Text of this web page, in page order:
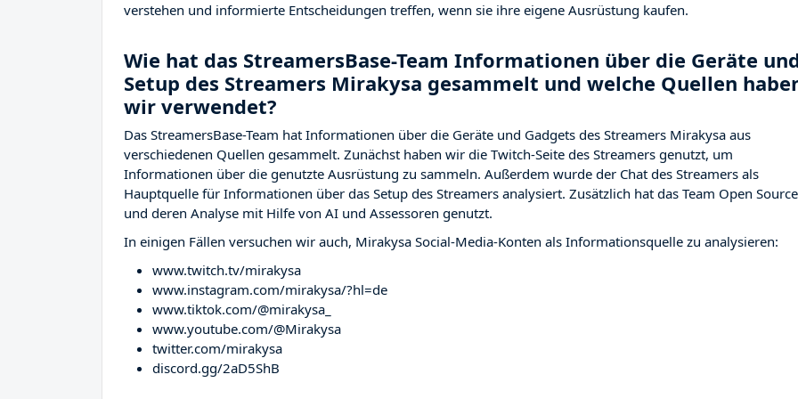
verstehen und informierte Entscheidungen treffen, wenn sie ihre eigene Ausrüstung kaufen.
Wie hat das StreamersBase-Team Informationen über die Geräte
Setup des Streamers Mirakysa gesammelt und welche Quellen
wir verwendet?
Das StreamersBase-Team hat Informationen über die Geräte und Gadgets des Streamers Mirakysa aus
verschiedenen Quellen gesammelt. Zunächst haben wir die Twitch-Seite des Streamers genutzt, um
Informationen über die genutzte Ausrüstung zu sammeln. Außerdem wurde der Chat des Streamers als
Hauptquelle für Informationen über das Setup des Streamers analysiert. Zusätzlich hat das Team Open
und deren Analyse mit Hilfe von AI und Assessoren genutzt.
In einigen Fällen versuchen wir auch, Mirakysa Social-Media-Konten als Informationsquelle zu analysieren:
www.twitch.tv/mirakysa
www.instagram.com/mirakysa/?hl=de
www.tiktok.com/@mirakysa_
www.youtube.com/@Mirakysa
twitter.com/mirakysa
discord.gg/2aD5ShB